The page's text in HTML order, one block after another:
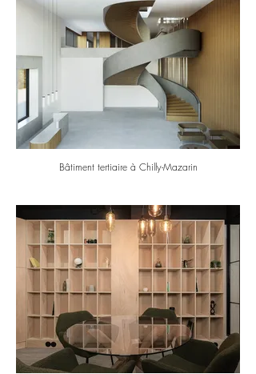
Bâtiment tertiaire à Chilly-Mazarin